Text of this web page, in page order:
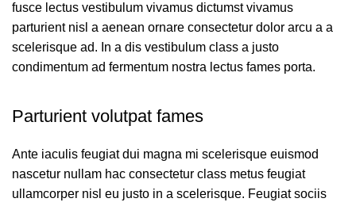
fusce lectus vestibulum vivamus dictumst vivamus
parturient nisl a aenean ornare consectetur dolor arcu a a
scelerisque ad. In a dis vestibulum class a justo
condimentum ad fermentum nostra lectus fames porta.
Parturient volutpat fames
Ante iaculis feugiat dui magna mi scelerisque euismod
nascetur nullam hac consectetur class metus feugiat
ullamcorper nisl eu justo in a scelerisque. Feugiat sociis